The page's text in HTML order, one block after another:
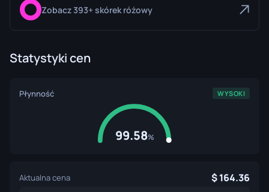
Zobacz 393+ skórek różowy
Statystyki cen
Płynność WYSOKI
99.58%
Aktualna cena 164.36